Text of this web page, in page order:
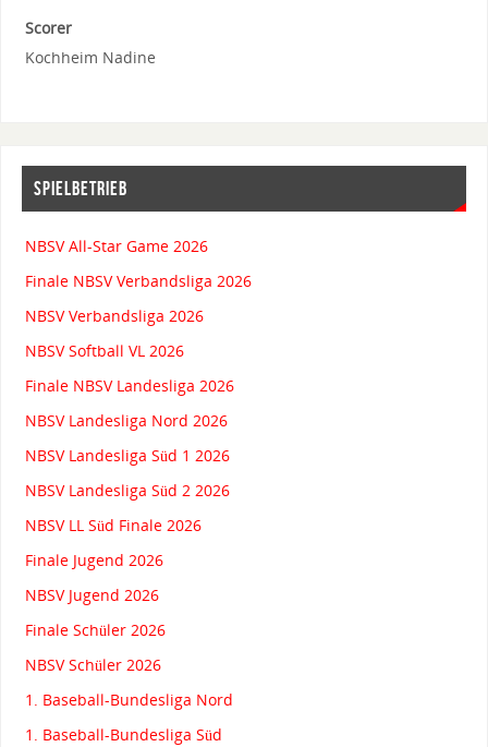
Scorer
Kochheim Nadine
SPIELBETRIEB
NBSV All-Star Game 2026
Finale NBSV Verbandsliga 2026
NBSV Verbandsliga 2026
NBSV Softball VL 2026
Finale NBSV Landesliga 2026
NBSV Landesliga Nord 2026
NBSV Landesliga Süd 1 2026
NBSV Landesliga Süd 2 2026
NBSV LL Süd Finale 2026
Finale Jugend 2026
NBSV Jugend 2026
Finale Schüler 2026
NBSV Schüler 2026
1. Baseball-Bundesliga Nord
1. Baseball-Bundesliga Süd